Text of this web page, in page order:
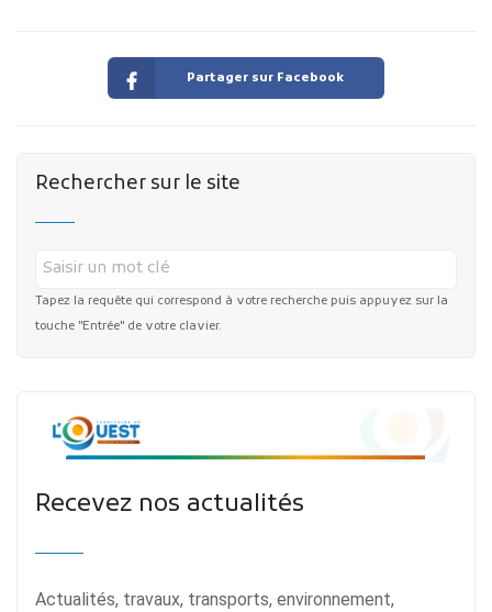
Partager sur Facebook
Rechercher sur le site
Tapez la requête qui correspond à votre recherche puis appuyez sur la
touche "Entrée" de votre clavier.
Recevez nos actualités
Actualités, travaux, transports, environnement,